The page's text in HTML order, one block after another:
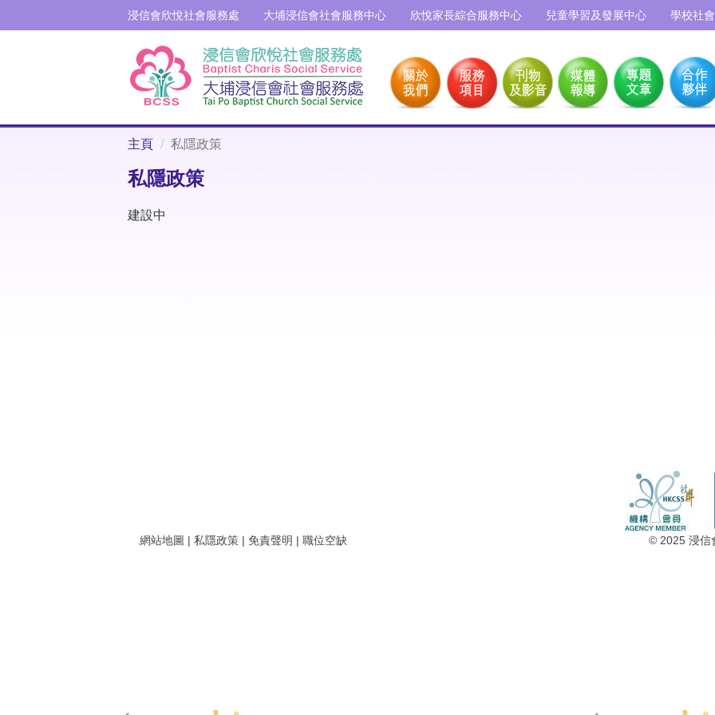
浸信會欣悅社會服務處 大埔浸信會社會服務中心 欣悅家長綜合服務中心 兒童學習及發展中心 學校社
主頁 私隱政策
私隱政策
建設中
網站地圖 | 私隱政策 | 免責聲明 | 職位空缺 © 2025 浸信